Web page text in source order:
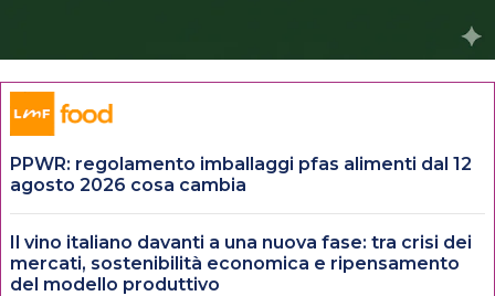
PPWR: regolamento imballaggi pfas alimenti dal 12
agosto 2026 cosa cambia
Il vino italiano davanti a una nuova fase: tra crisi dei
mercati, sostenibilità economica e ripensamento
del modello produttivo